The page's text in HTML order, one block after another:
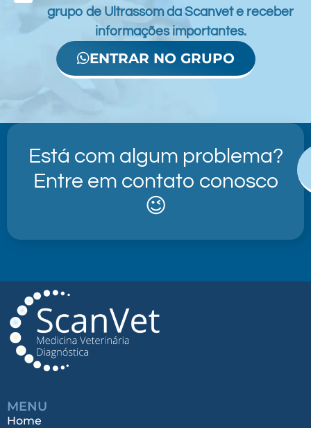
grupo de Ultrassom da Scanvet e receber
informações importantes.
ENTRAR NO GRUPO
Está com algum problema?
Entre em contato conosco
😉
MENU
Home